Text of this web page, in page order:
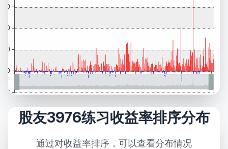
股友3976练习收益率排序分布
通过对收益率排序，可以查看分布情况